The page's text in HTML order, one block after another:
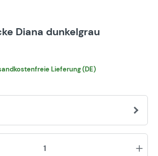
Diana dunkelgrau
Lieferung (DE)